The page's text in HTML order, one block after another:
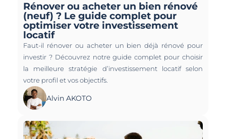
Rénover ou acheter un bien rénové
(neuf) ? Le guide complet pour
optimiser votre investissement
locatif
Faut-il rénover ou acheter un bien déjà rénové pour
investir ? Découvrez notre guide complet pour choisir
la meilleure stratégie d’investissement locatif selon
votre profil et vos objectifs.
Alvin AKOTO